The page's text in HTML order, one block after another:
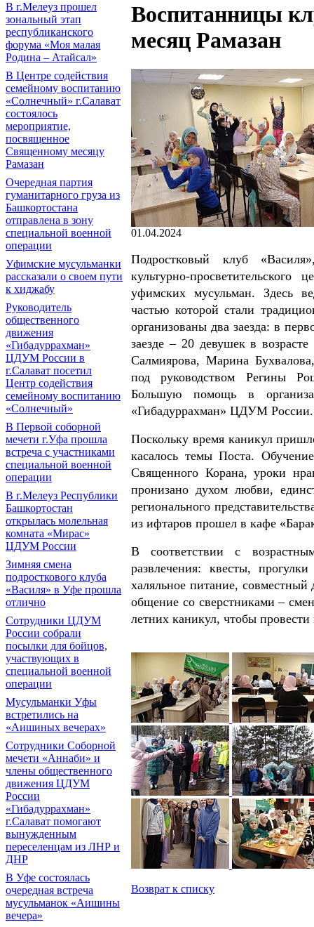
В г.Мелеуз прошел
зональный этап
республиканского
форума «Моя малая
Родина – Атайсал»
В Центре содействия
семейному воспитанию
«Солнечный» г.Салават
состоялось
мероприятие,
посвященное
Священному месяцу
Рамазан
Очередная партия
гуманитарного груза из
Башкортостана
отправлена в зону
специальной военной
операции
Уфимские мусульманки
рассказали о своем пути
к хиджабу
Руководитель
общественного
движения
«Гибадуррахман»
ЦДУМ России в
г.Салават посетил
Центр содействия
семейному воспитанию
«Солнечный»
В Первой соборной
мечети г.Уфа прошла
встреча с участниками
специальной военной
операции
В г.Мелеуз Республики
Башкортостан
открылась молельная
комната «Мирас»
ЦДУМ России
Зимняя смена
подросткового клуба
«Василя» в Уфе прошла
отлично
Сотрудники ЦДУМ
России собрали
посылки для бойцов,
участвующих в
специальной военной
операции
Мусульманки Уфы
встретились на
«Аишиных вечерах»
Сотрудники Соборной
мечети «Аннаби» и
члены общественного
движения ЦДУМ
России
«Гибадуррахман»
г.Салават помогают
вынужденным
переселенцам из ЛНР и
ДНР
В Уфе состоялась
очередная встреча
мусульманок «Аишины
вечера»
Воспитанницы
месяц Рамазан
01.04.2024
Подростковый клуб
культурно-
уфимских мусульман. Здесь
частью которой стали
организованы два заезда: в
заезде – 20 девушек в
Салмиярова, Марина
под руководством Регины
Большую помощь в
«Гибадуррахман» ЦДУМ России.
Поскольку время каникул
касалось темы Поста.
Священного Корана, уроки
пронизано духом любви,
регионального
из ифтаров прошел в кафе
В соответствии с
развлечения: квесты,
халяльное питание,
общение со сверстниками –
летних каникул, чтобы
Возврат к списку